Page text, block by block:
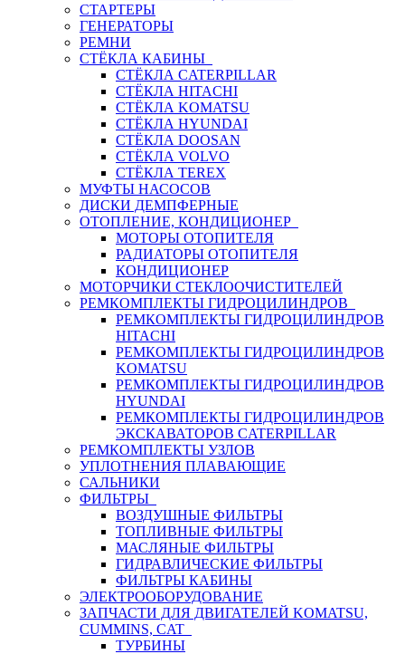
СТАРТЕРЫ
ГЕНЕРАТОРЫ
РЕМНИ
СТЁКЛА КАБИНЫ
СТЁКЛА CATERPILLAR
СТЁКЛА HITACHI
СТЁКЛА KOMATSU
СТЁКЛА HYUNDAI
СТЁКЛА DOOSAN
СТЁКЛА VOLVO
СТЁКЛА TEREX
МУФТЫ НАСОСОВ
ДИСКИ ДЕМПФЕРНЫЕ
ОТОПЛЕНИЕ, КОНДИЦИОНЕР
МОТОРЫ ОТОПИТЕЛЯ
РАДИАТОРЫ ОТОПИТЕЛЯ
КОНДИЦИОНЕР
МОТОРЧИКИ СТЕКЛООЧИСТИТЕЛЕЙ
РЕМКОМПЛЕКТЫ ГИДРОЦИЛИНДРОВ
РЕМКОМПЛЕКТЫ ГИДРОЦИЛИНДРОВ
HITACHI
РЕМКОМПЛЕКТЫ ГИДРОЦИЛИНДРОВ
KOMATSU
РЕМКОМПЛЕКТЫ ГИДРОЦИЛИНДРОВ
HYUNDAI
РЕМКОМПЛЕКТЫ ГИДРОЦИЛИНДРОВ
ЭКСКАВАТОРОВ CATERPILLAR
РЕМКОМПЛЕКТЫ УЗЛОВ
УПЛОТНЕНИЯ ПЛАВАЮЩИЕ
САЛЬНИКИ
ФИЛЬТРЫ
ВОЗДУШНЫЕ ФИЛЬТРЫ
ТОПЛИВНЫЕ ФИЛЬТРЫ
МАСЛЯНЫЕ ФИЛЬТРЫ
ГИДРАВЛИЧЕСКИЕ ФИЛЬТРЫ
ФИЛЬТРЫ КАБИНЫ
ЭЛЕКТРООБОРУДОВАНИЕ
ЗАПЧАСТИ ДЛЯ ДВИГАТЕЛЕЙ KOMATSU,
CUMMINS, CAT
ТУРБИНЫ